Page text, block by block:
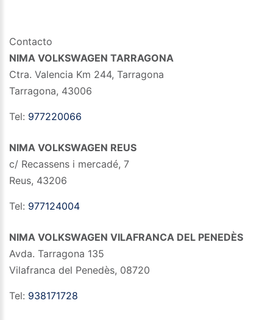
Contacto
NIMA VOLKSWAGEN TARRAGONA
Ctra. Valencia Km 244, Tarragona
Tarragona, 43006
Tel: 977220066
NIMA VOLKSWAGEN REUS
c/ Recassens i mercadé, 7
Reus, 43206
Tel: 977124004
NIMA VOLKSWAGEN VILAFRANCA DEL PENEDÈS
Avda. Tarragona 135
Vilafranca del Penedès, 08720
Tel: 938171728